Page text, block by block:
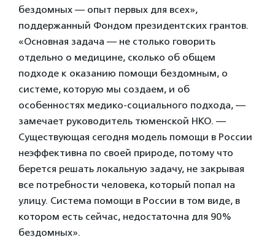
бездомных — опыт первых для всех»,
поддержанный Фондом президентских грантов.
«Основная задача — не столько говорить
отдельно о медицине, сколько об общем
подходе к оказанию помощи бездомным, о
системе, которую мы создаем, и об
особенностях медико-социального подхода, —
замечает руководитель тюменской НКО. —
Существующая сегодня модель помощи в России
неэффективна по своей природе, потому что
берется решать локальную задачу, не закрывая
все потребности человека, который попал на
улицу. Система помощи в России в том виде, в
котором есть сейчас, недостаточна для 90%
бездомных».